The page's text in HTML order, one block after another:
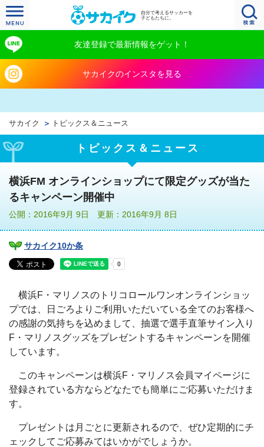
自分で考えるサッカーを
子どもたちに。
友達登録で最新情報をゲット！
サカイクのインスタを見る
サカイク トピックス＆ニュース
トピックス＆ニュース
横浜FM オンラインショップにて限定グッズが当た
るキャンペーン開催中
公開：2016年9月 9日 更新：2016年9月 8日
サカイク10か条
横浜F・マリノスのトリコロールワンオンラインショッ
プでは、日ごろよりご利用いただいている全てのお客様へ
の感謝の気持ちを込めまして、抽選で選手直筆サイン入り
F・マリノスグッズをプレゼントするキャンペーンを開催
しています。
このキャンペーンは横浜F・マリノス会員マイページに
登録されている方ならどなたでも簡単にご応募いただけま
す。
プレゼントは月ごとに更新されるので、ぜひ定期的にチ
ェックしてご応募みてはいかがでしょうか。